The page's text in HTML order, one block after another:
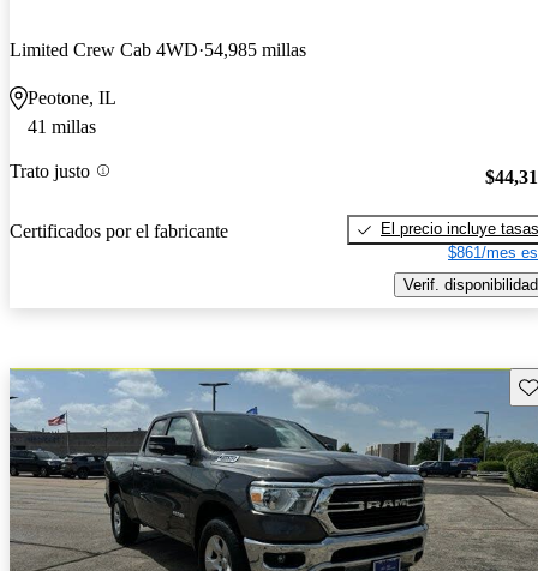
Limited Crew Cab 4WD 54,985 millas
Peotone, IL
41 millas
Trato justo
Certificados por el fabricante
El precio incluye tasas
$861/mes
Verif. disponibilidad